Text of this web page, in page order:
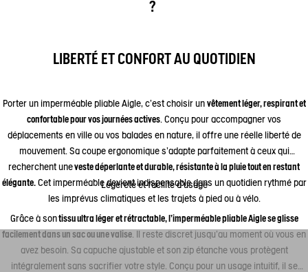
?
LIBERTÉ ET CONFORT AU QUOTIDIEN
Porter un imperméable pliable Aigle, c’est choisir un vêtement léger, respirant et
confortable pour vos journées actives. Conçu pour accompagner vos
déplacements en ville ou vos balades en nature, il offre une réelle liberté de
mouvement. Sa coupe ergonomique s’adapte parfaitement à ceux qui
recherchent uneveste déperlante et durable, résistante à la pluie tout en restant
élégante.Cet imperméable devient indispensable dans un quotidien rythmé par
les imprévus climatiques et les trajets à pied ou à vélo.
Légèreté et facilité d’usage
Grâce à sontissu ultra léger et rétractable, l’imperméable pliable Aigle se glisse
facilement dans un sac ou une valise . Il reste discret jusqu’au moment où vous en
avez besoin. Sa capuche ajustable et son zip étanche vous protègent
intégralement sans sacrifier votre style. Conçu pour un usage intuitif, il se